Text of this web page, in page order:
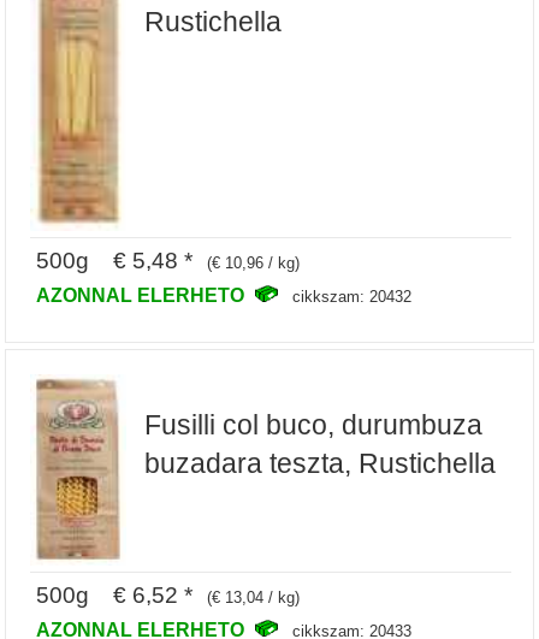
Rustichella
500g € 5,48 * (€ 10,96 / kg)
AZONNAL ELERHETO cikkszam: 20432
Fusilli col buco, durumbuza
buzadara teszta, Rustichella
500g € 6,52 * (€ 13,04 / kg)
AZONNAL ELERHETO cikkszam: 20433